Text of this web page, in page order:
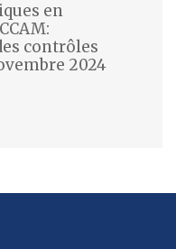
en
contrôles
2024